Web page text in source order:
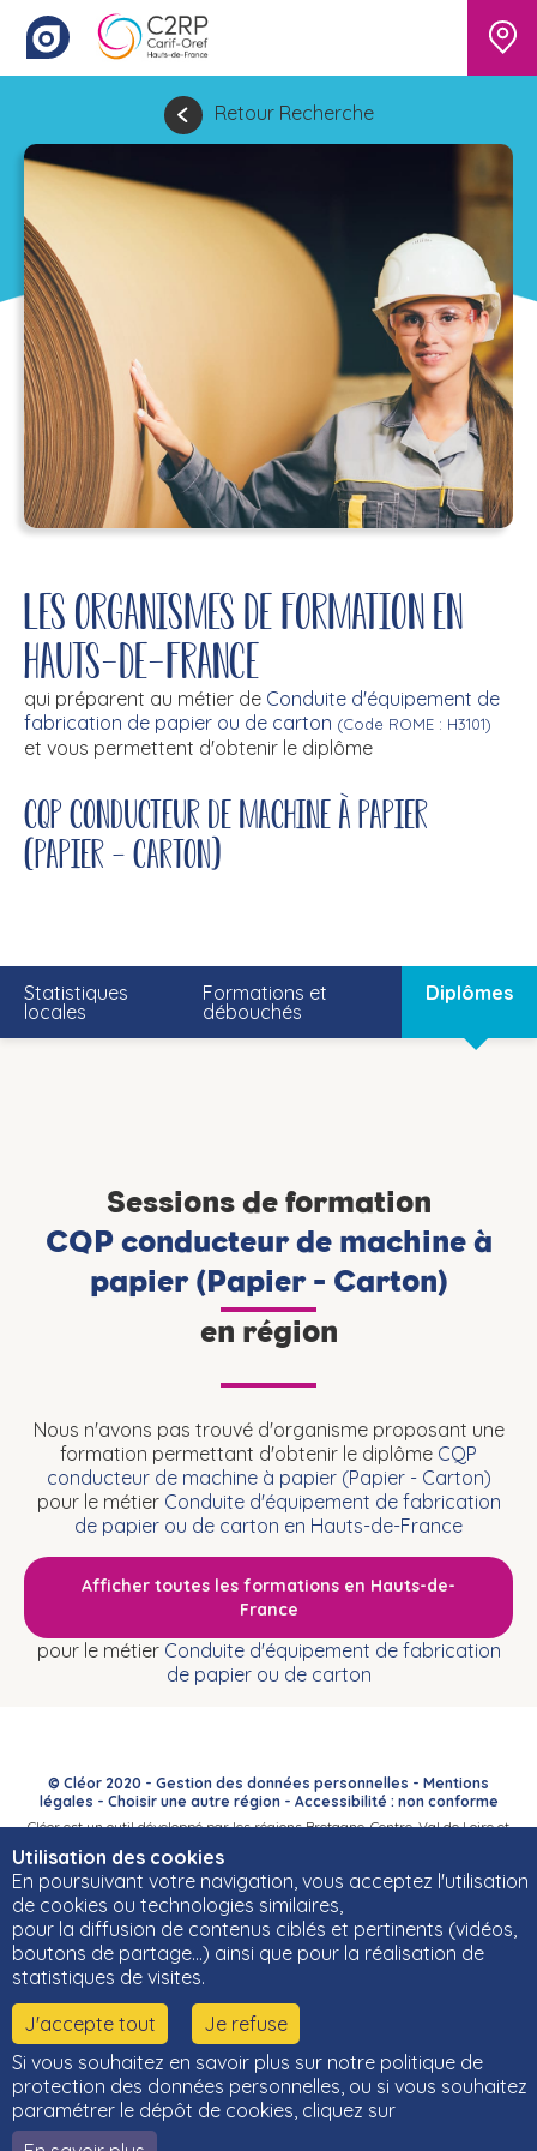
Utilisation des cookies
En poursuivant votre navigation, vous acceptez l'utilisation
de cookies ou technologies similaires,
pour la diffusion de contenus ciblés et pertinents (vidéos,
boutons de partage…) ainsi que pour la réalisation de
statistiques de visites.
J'accepte tout
Je refuse
Si vous souhaitez en savoir plus sur notre politique de
protection des données personnelles, ou si vous souhaitez
paramétrer le dépôt de cookies, cliquez sur
Retour Recherche
Les organismes de formation en
Hauts-de-France
qui préparent au métier de Conduite d'équipement de
fabrication de papier ou de carton (Code ROME : H3101)
et vous permettent d'obtenir le diplôme
CQP conducteur de machine à papier
(Papier - Carton)
Statistiques
locales
Formations et
débouchés
Diplômes
Sessions de formation
CQP conducteur de machine à
papier (Papier - Carton)
en région
Nous n'avons pas trouvé d'organisme proposant une
formation permettant d'obtenir le diplôme CQP
conducteur de machine à papier (Papier - Carton)
pour le métier Conduite d'équipement de fabrication
de papier ou de carton en Hauts-de-France
Afficher toutes les formations en Hauts-de-
France
pour le métier Conduite d'équipement de fabrication
de papier ou de carton
© Cléor 2020 - Gestion des données personnelles - Mentions
légales - Choisir une autre région- Accessibilité : non conforme
Cléor est un outil développé par les régions Bretagne, Centre-Val de Loire et